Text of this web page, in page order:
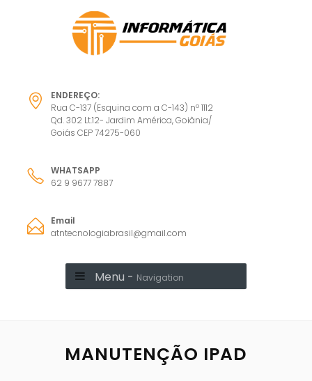
ENDEREÇO:
Rua C-137 (Esquina com a C-143) nº 1112
Qd. 302 Lt.12- Jardim América, Goiânia/
Goiás CEP 74275-060
WHATSAPP
62 9 9677 7887
Email
atntecnologiabrasil@gmail.com
Menu - Navigation
MANUTENÇÃO IPAD